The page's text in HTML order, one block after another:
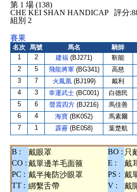
第 1 場 (138)
CHE KEI SHAN HANDICAP 評分
組別 2
賽果
名次 馬號 馬名 騎師
1
2 建福 (BJ271) 靳能
2 5 飛龍將軍 (BG341) 高慈
3 7 火鳳凰 (BJ199) 戴利
4 3 幸運武士 (BC001) 白德民
5 6 聲震四方 (BJ216) 馬佳善
6 4 海寶 (BK052) 馬素爾
7 1 霹靂 (BE058) 葉楚航
B : 戴眼罩 BO : 只
CO : 戴單邊羊毛面箍 E : 戴
PC : 戴半掩防沙眼罩 PS : 戴
TT : 綁繫舌帶 V : 戴